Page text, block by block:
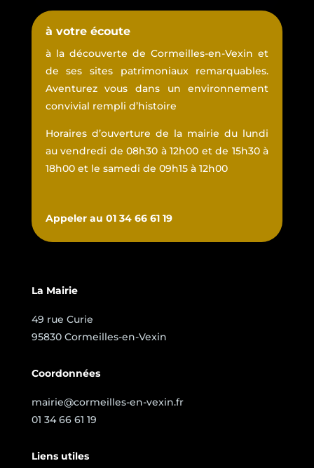
à votre écoute
à la découverte de Cormeilles-en-Vexin et
de ses sites patrimoniaux remarquables.
Aventurez vous dans un environnement
convivial rempli d’histoire
Horaires d’ouverture de la mairie du lundi
au vendredi de 08h30 à 12h00 et de 15h30 à
18h00 et le samedi de 09h15 à 12h00
Appeler au 01 34 66 61 19
La Mairie
49 rue Curie
95830 Cormeilles-en-Vexin
Coordonnées
mairie@cormeilles-en-vexin.fr
01 34 66 61 19
Liens utiles